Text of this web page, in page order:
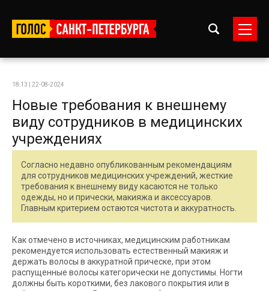
18:13 | 22-08-2024
Новые требования к внешнему
виду сотрудников в медицинских
учреждениях
Согласно недавно опубликованным рекомендациям
для сотрудников медицинских учреждений, жесткие
требования к внешнему виду касаются не только
одежды, но и прически, макияжа и аксессуаров.
Главным критерием остаются чистота и аккуратность.
Как отмечено в источниках, медицинским работникам
рекомендуется использовать естественный макияж и
держать волосы в аккуратной прическе, при этом
распущенные волосы категорически не допустимы. Ногти
должны быть короткими, без лакового покрытия или в